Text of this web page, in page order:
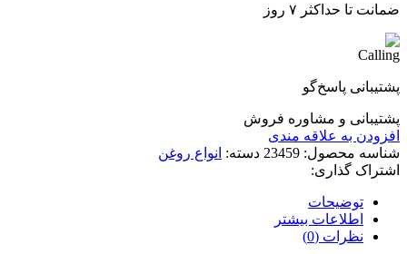
ضمانت تا حداکثر ۷ روز
پشتیبانی پاسخ‌گو
پشتیبانی و مشاوره فروش
افزودن به علاقه مندی
شناسه محصول: 23459 دسته: انواع روغن
اشتراک گذاری:
توضیحات
اطلاعات بیشتر
نظرات (0)